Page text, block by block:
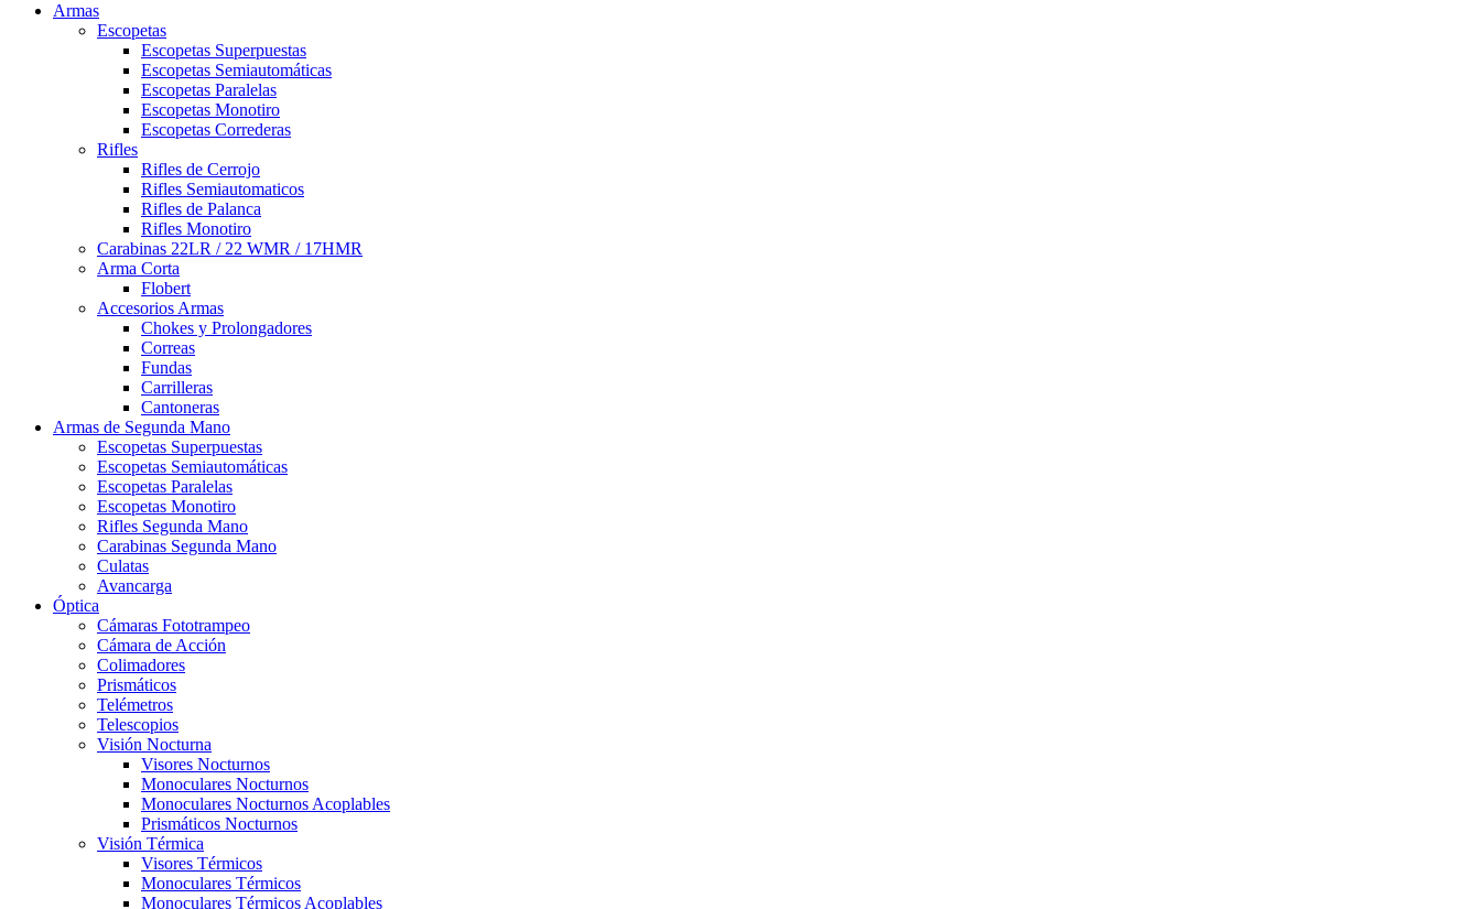
Armas
Escopetas
Escopetas Superpuestas
Escopetas Semiautomáticas
Escopetas Paralelas
Escopetas Monotiro
Escopetas Correderas
Rifles
Rifles de Cerrojo
Rifles Semiautomaticos
Rifles de Palanca
Rifles Monotiro
Carabinas 22LR / 22 WMR / 17HMR
Arma Corta
Flobert
Accesorios Armas
Chokes y Prolongadores
Correas
Fundas
Carrilleras
Cantoneras
Armas de Segunda Mano
Escopetas Superpuestas
Escopetas Semiautomáticas
Escopetas Paralelas
Escopetas Monotiro
Rifles Segunda Mano
Carabinas Segunda Mano
Culatas
Avancarga
Óptica
Cámaras Fototrampeo
Cámara de Acción
Colimadores
Prismáticos
Telémetros
Telescopios
Visión Nocturna
Visores Nocturnos
Monoculares Nocturnos
Monoculares Nocturnos Acoplables
Prismáticos Nocturnos
Visión Térmica
Visores Térmicos
Monoculares Térmicos
Monoculares Térmicos Acoplables